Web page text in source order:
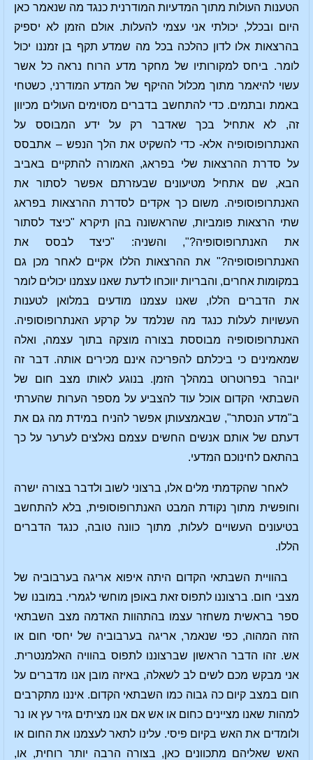
הטענות העולות מתוך המדעיות המודרנית כנגד מה שנאמר כאן
היום ובכלל, יכולתי אני עצמי להעלות. אולם הזמן לא יספיק
בהרצאות אלו לדון כהלכה בכל מה שמדע תקף בן זמננו יכול
לומר. ביחס למקורותיו של מחקר מדע הרוח נראה כל אשר
עשוי להיאמר מתוך מכלול ההיקף של המדע המודרני, כשטחי
באמת ובתמים. כדי להתחשב בדברים מסוימים העולים מכיוון
זה, לא אתחיל בכך שאדבר רק על ידע המבוסס על
האנתרופוסופיה אלא- כדי להשקיט את הלך הנפש – אתבסס
על סדרת ההרצאות שלי בפראג, האמורה להתקיים באביב
הבא, שם אתחיל מטיעונים שבעזרתם אפשר לסתור את
האנתרופוסופיה. משום כך אקדים לסדרת ההרצאות בפראג
שתי הרצאות פומביות, שהראשונה בהן תיקרא "כיצד לסתור
את האנתרופוסופיה?", והשניה: "כיצד לבסס את
האנתרופוסופיה?" את ההרצאות הללו אקיים לאחר מכן גם
במקומות אחרים, והבריות יווכחו לדעת שאנו עצמנו יכולים לומר
את הדברים הללו, שאנו עצמנו מודעים במלואן לטענות
העשויות לעלות כנגד מה שנלמד על קרקע האנתרופוסופיה.
האנתרופוסופיה מבוססת בצורה מוצקה בתוך עצמה, ואלה
שמאמינים כי ביכלתם להפריכה אינם מכירים אותה. דבר זה
יובהר בפרוטרוט במהלך הזמן. בנוגע לאותו מצב חום של
השבתאי הקדום אוכל עוד להצביע על מספר הערות שהערתי
ב"מדע הנסתר", שבאמצעותן אפשר להניח במידת מה גם את
דעתם של אותם אנשים החשים עצמם נאלצים לערער על כך
בהתאם לחינוכם המדעי.
לאחר שהקדמתי מלים אלו, ברצוני לשוב ולדבר בצורה ישרה
וחופשית מתוך נקודת המבט האנתרופוסופית, בלא להתחשב
בטיעונים העשויים לעלות, מתוך כוונה טובה, כנגד הדברים
הללו.
בהוויית השבתאי הקדום היתה איפוא אריגה בערבוביה של
מצבי חום. ברצוננו לתפוס זאת באופן מוחשי לגמרי. במובנו של
ספר בראשית משחזר עצמו בהתהוות האדמה מצב השבתאי
הזה המהוה, כפי שנאמר, אריגה בערבוביה של יחסי חום או
אש. זהו הדבר הראשון שברצוננו לתפוס בהוויה האלמנטרית.
אני מבקש מכם לשים לב לשאלה, באיזה מובן אנו מדברים על
חום במצב קיום כה גבוה כמו השבתאי הקדום. איננו מתקרבים
למהות שאנו מציינים כחום או אש אם אנו מציתים גזיר עץ או נר
ולומדים את האש בקיום פיסי. עלינו לתאר לעצמנו את החום או
האש שאליהם מתכוונים כאן, בצורה הרבה יותר רוחית, או,